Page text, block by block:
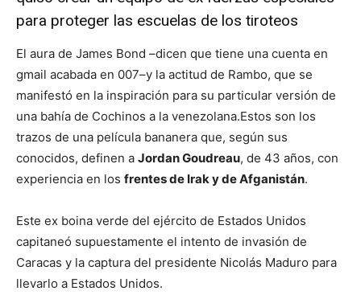
para proteger las escuelas de los tiroteos
El aura de James Bond –dicen que tiene una cuenta en
gmail acabada en 007–y la actitud de Rambo, que se
manifestó en la inspiración para su particular versión de
una bahía de Cochinos a la venezolana.Estos son los
trazos de una película bananera que, según sus
conocidos, definen a Jordan Goudreau, de 43 años, con
experiencia en los frentes de Irak y de Afganistán.
Este ex boina verde del ejército de Estados Unidos
capitaneó supuestamente el intento de invasión de
Caracas y la captura del presidente Nicolás Maduro para
llevarlo a Estados Unidos.